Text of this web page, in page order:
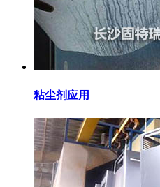
粘尘剂应用